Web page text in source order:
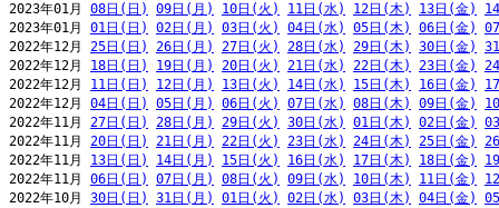
2023年01月 08日(日) 09日(月) 10日(火) 11日(水) 12日(木) 13日(金)
2023年01月 01日(日) 02日(月) 03日(火) 04日(水) 05日(木) 06日(金)
2022年12月 25日(日) 26日(月) 27日(火) 28日(水) 29日(木) 30日(金)
2022年12月 18日(日) 19日(月) 20日(火) 21日(水) 22日(木) 23日(金)
2022年12月 11日(日) 12日(月) 13日(火) 14日(水) 15日(木) 16日(金)
2022年12月 04日(日) 05日(月) 06日(火) 07日(水) 08日(木) 09日(金)
2022年11月 27日(日) 28日(月) 29日(火) 30日(水) 01日(木) 02日(金)
2022年11月 20日(日) 21日(月) 22日(火) 23日(水) 24日(木) 25日(金)
2022年11月 13日(日) 14日(月) 15日(火) 16日(水) 17日(木) 18日(金)
2022年11月 06日(日) 07日(月) 08日(火) 09日(水) 10日(木) 11日(金)
2022年10月 30日(日) 31日(月) 01日(火) 02日(水) 03日(木) 04日(金)